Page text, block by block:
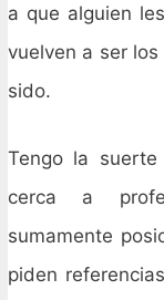
a que alguien
vuelven a ser
sido.
Tengo la
cerca a
sumamente
piden